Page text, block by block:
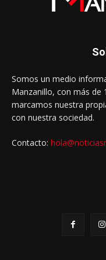
Somos un medio
Manzanillo, con más de
marcamos nuestra
con nuestra sociedad.
Contacto: